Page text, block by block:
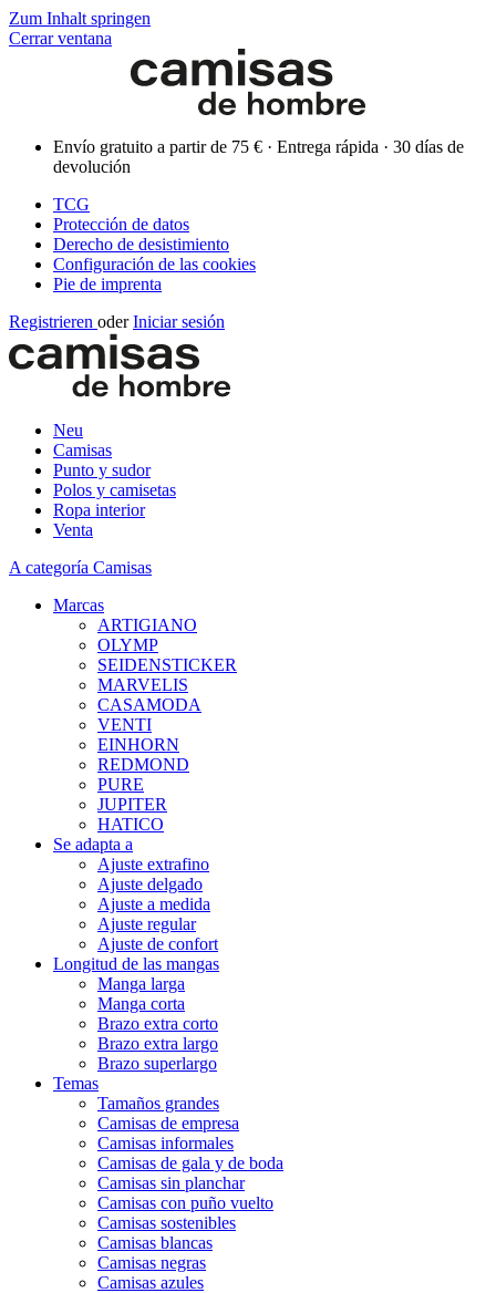
Zum Inhalt springen
Cerrar ventana
Envío gratuito a partir de 75 € · Entrega rápida · 30 días de
devolución
TCG
Protección de datos
Derecho de desistimiento
Configuración de las cookies
Pie de imprenta
Registrieren oder Iniciar sesión
Neu
Camisas
Punto y sudor
Polos y camisetas
Ropa interior
Venta
A categoría Camisas
Marcas
ARTIGIANO
OLYMP
SEIDENSTICKER
MARVELIS
CASAMODA
VENTI
EINHORN
REDMOND
PURE
JUPITER
HATICO
Se adapta a
Ajuste extrafino
Ajuste delgado
Ajuste a medida
Ajuste regular
Ajuste de confort
Longitud de las mangas
Manga larga
Manga corta
Brazo extra corto
Brazo extra largo
Brazo superlargo
Temas
Tamaños grandes
Camisas de empresa
Camisas informales
Camisas de gala y de boda
Camisas sin planchar
Camisas con puño vuelto
Camisas sostenibles
Camisas blancas
Camisas negras
Camisas azules